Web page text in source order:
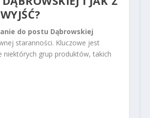
do postu Dąbrowskiej
staranności. Kluczowe jest
niektórych grup produktów, takich